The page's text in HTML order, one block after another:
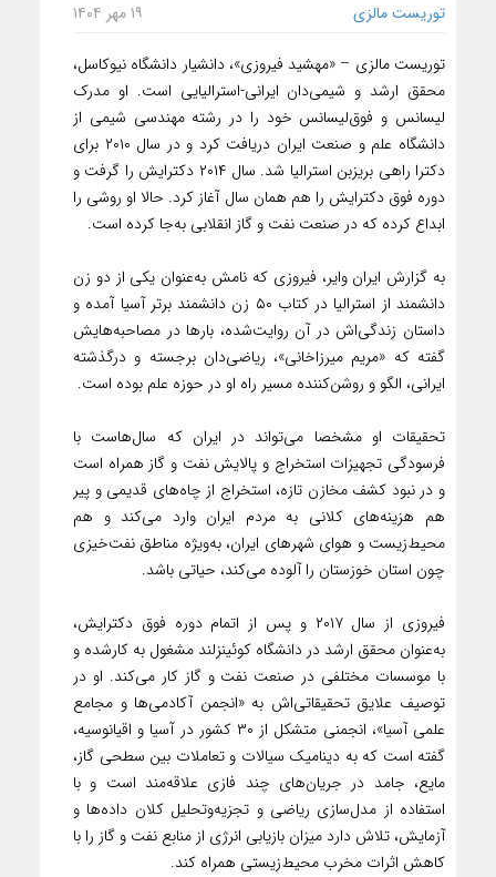
توریست مالزی ۱۹ مهر ۱۴۰۴
توریست مالزی – «مهشید فیروزی»، دانشیار دانشگاه نیوکاسل،
محقق ارشد و شیمی‌دان ایرانی-استرالیایی است. او مدرک
لیسانس و فوق‌لیسانس خود را در رشته مهندسی شیمی از
دانشگاه علم و صنعت ایران دریافت کرد و در سال ۲۰۱۰ برای
دکترا راهی بریزبن استرالیا شد. سال ۲۰۱۴ دکترایش را گرفت و
دوره فوق دکترایش را هم همان سال آغاز کرد. حالا او روشی را
ابداع کرده که در صنعت نفت و گاز انقلابی به‌جا کرده است.
به گزارش ایران وایر، فیروزی که نامش به‌عنوان یکی از دو زن
دانشمند از استرالیا در کتاب ۵۰ زن دانشمند برتر آسیا آمده و
داستان زندگی‌اش در آن روایت‌شده، بارها در مصاحبه‌هایش
گفته که «مریم میرزاخانی»، ریاضی‌دان برجسته و درگذشته
ایرانی، الگو و روشن‌کننده مسیر راه او در حوزه علم بوده است.
تحقیقات او مشخصا می‌تواند در ایران که سال‌هاست با
فرسودگی تجهیزات استخراج و پالایش نفت و گاز همراه است
و در نبود کشف مخازن تازه، استخراج از چاه‌های قدیمی و پیر
هم هزینه‌های کلانی به مردم ایران وارد می‌کند و هم
محیط‌زیست و هوای شهرهای ایران، به‌ویژه مناطق نفت‌خیزی
چون استان خوزستان را آلوده می‌کند، حیاتی باشد.
فیروزی از سال ۲۰۱۷ و پس از اتمام دوره فوق دکترایش،
به‌عنوان محقق ارشد در دانشگاه کوئینزلند مشغول به کارشده و
با موسسات مختلفی در صنعت نفت و گاز کار می‌کند. او در
توصیف علایق تحقیقاتی‌اش به «انجمن آکادمی‌ها و مجامع
علمی آسیا»، انجمنی متشکل از ۳۰ کشور در آسیا و اقیانوسیه،
گفته است که به دینامیک سیالات و تعاملات بین سطحی گاز،
مایع، جامد در جریان‌های چند فازی علاقه‌مند است و با
استفاده از مدل‌سازی ریاضی و تجزیه‌وتحلیل کلان داده‌ها و
آزمایش، تلاش دارد میزان بازیابی انرژی از منابع نفت و گاز را با
کاهش اثرات مخرب محیط‌زیستی همراه کند.